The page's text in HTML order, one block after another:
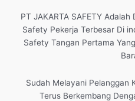
PT JAKARTA SAFETY
Safety Pekerja Terbesar Di
Safety Tangan Pertama
Sudah Melayani Pelanggan
Terus Berkembang